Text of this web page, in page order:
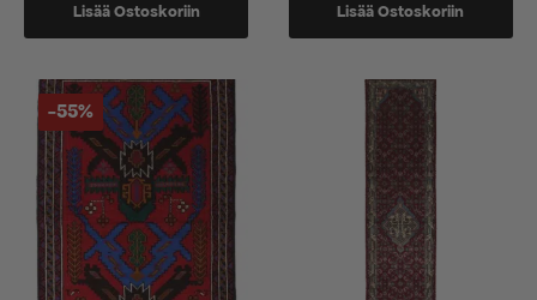
Lisää Ostoskoriin Lisää Ostoskoriin
-55%